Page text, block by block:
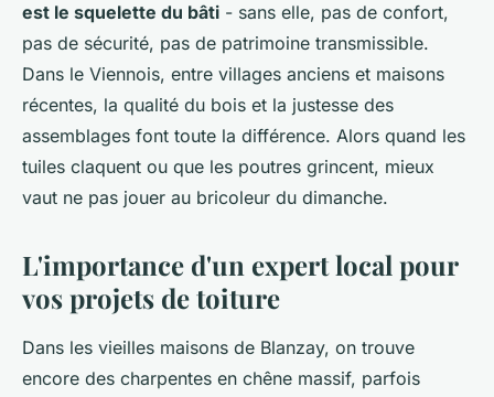
est le squelette du bâti - sans elle, pas de confort,
pas de sécurité, pas de patrimoine transmissible.
Dans le Viennois, entre villages anciens et maisons
récentes, la qualité du bois et la justesse des
assemblages font toute la différence. Alors quand les
tuiles claquent ou que les poutres grincent, mieux
vaut ne pas jouer au bricoleur du dimanche.
L'importance d'un expert local pour
vos projets de toiture
Dans les vieilles maisons de Blanzay, on trouve
encore des charpentes en chêne massif, parfois